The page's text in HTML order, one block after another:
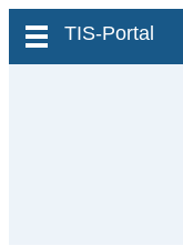
zum Inhalt wechseln
TIS-Portal